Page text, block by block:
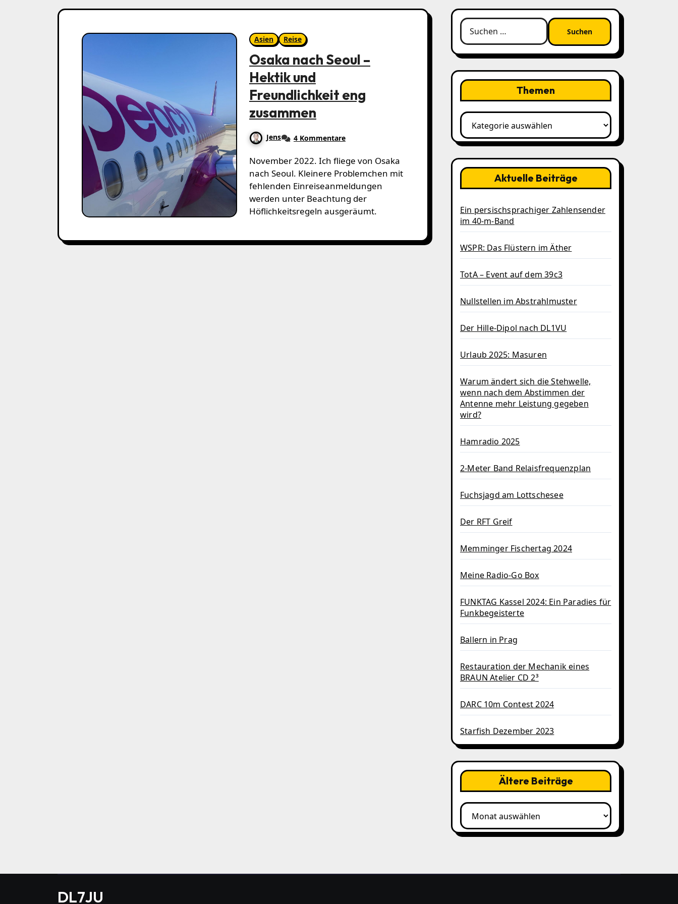
Asien Reise
Osaka nach Seoul –
Hektik und
Freundlichkeit eng
zusammen
Jens 4 Kommentare
November 2022. Ich fliege von Osaka
nach Seoul. Kleinere Problemchen mit
fehlenden Einreiseanmeldungen
werden unter Beachtung der
Höflichkeitsregeln ausgeräumt.
Suchen
nach:
Themen
Themen
Aktuelle Beiträge
Ein persischsprachiger Zahlensender
im 40‑m‑Band
WSPR: Das Flüstern im Äther
TotA – Event auf dem 39c3
Nullstellen im Abstrahlmuster
Der Hille-Dipol nach DL1VU
Urlaub 2025: Masuren
Warum ändert sich die Stehwelle,
wenn nach dem Abstimmen der
Antenne mehr Leistung gegeben
wird?
Hamradio 2025
2-Meter Band Relaisfrequenzplan
Fuchsjagd am Lottschesee
Der RFT Greif
Memminger Fischertag 2024
Meine Radio-Go Box
FUNKTAG Kassel 2024: Ein Paradies für
Funkbegeisterte
Ballern in Prag
Restauration der Mechanik eines
BRAUN Atelier CD 2³
DARC 10m Contest 2024
Starfish Dezember 2023
Ältere Beiträge
Ältere
Beiträge
DL7JU